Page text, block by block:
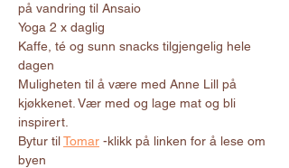
på vandring til Ansaio
Yoga 2 x daglig
Kaffe, té og sunn snacks tilgjengelig hele
dagen
Muligheten til å være med Anne Lill på
kjøkkenet. Vær med og lage mat og bli
inspirert.
Bytur til Tomar -klikk på linken for å lese om
byen